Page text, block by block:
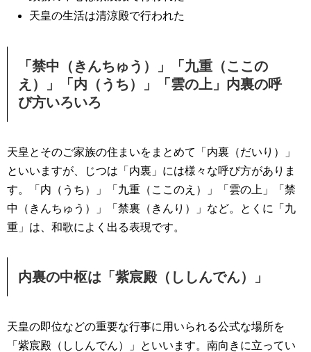
天皇の生活は清涼殿で行われた
「禁中（きんちゅう）」「九重（ここの
え）」「内（うち）」「雲の上」内裏の呼
び方いろいろ
天皇とそのご家族の住まいをまとめて「内裏（だいり）」
といいますが、じつは「内裏」には様々な呼び方がありま
す。「内（うち）」「九重（ここのえ）」「雲の上」「禁
中（きんちゅう）」「禁裏（きんり）」など。とくに「九
重」は、和歌によく出る表現です。
内裏の中枢は「紫宸殿（ししんでん）」
天皇の即位などの重要な行事に用いられる公式な場所を
「紫宸殿（ししんでん）」といいます。南向きに立ってい